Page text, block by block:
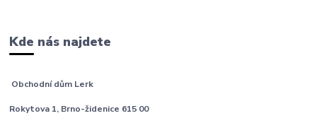
Kde nás najdete
Obchodní dům Lerk
Rokytova 1, Brno-židenice 615 00